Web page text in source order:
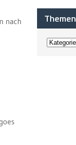
nach